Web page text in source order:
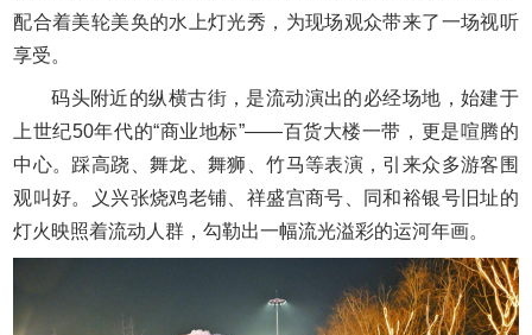
配合着美轮美奂的水上灯光秀，为现场观众带来了一场视听
享受。
码头附近的纵横古街，是流动演出的必经场地，始建于
上世纪50年代的“商业地标”——百货大楼一带，更是喧腾的
中心。踩高跷、舞龙、舞狮、竹马等表演，引来众多游客围
观叫好。义兴张烧鸡老铺、祥盛宫商号、同和裕银号旧址的
灯火映照着流动人群，勾勒出一幅流光溢彩的运河年画。